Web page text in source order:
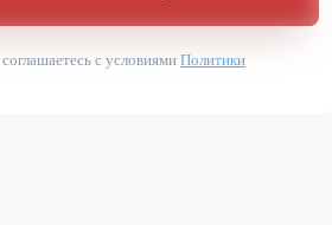
с условиями Политики